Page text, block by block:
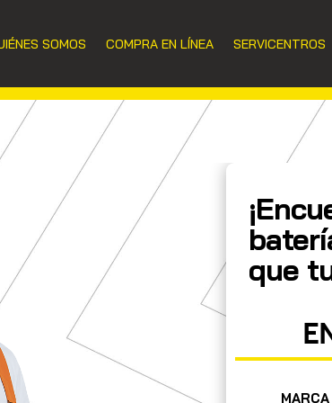
SOMOS COMPRA EN LÍNEA SERVICENTROS
que
MARCA